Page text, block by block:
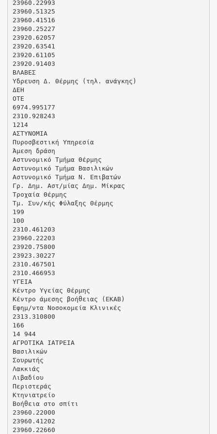
23960.22993
23960.51325
23960.41516
23960.25227
23920.62057
23920.63541
23920.61105
23920.91403
ΒΛΑΒΕΣ
Yδρευση Δ. Θέρμης (τηλ. ανάγκης)
ΔEH
OTE
6974.995177
2310.928243
1214
AΣΤΥΝOΜIΑ
Πυροσβεστική Υπηρεσία
Άμεση δράση
Aστυνoμικό Tμήμα Θέρμης
Aστυνoμικό Tμήμα Βασιλικών
Aστυνoμικό Tμήμα Ν. Επιβατών
Γρ. Δημ. Αστ/μίας Δημ. Μίκρας
Tροχαία Θέρμης
Tμ. Συν/κής Φύλαξης Θέρμης
199
100
2310.461203
23960.22203
23920.75800
23923.30227
2310.467501
2310.466953
ΥΓΕΙΑ
Kέντρo Yγείας Θέρμης
Κέντρο άμεσης βοήθειας (ΕΚΑΒ)
Εφημ/ντα Νοσοκομεία Κλινικές
2313.310800
166
14 944
ΑΓΡΟΤΙΚΑ ΙΑΤΡΕΙΑ
Βασιλικών
Σουρωτής
Λακκιάς
Λιβαδίου
Περιστεράς
Kτηνιατρείο
Βοήθεια στο σπίτι
23960.22000
23960.41202
23960.22660